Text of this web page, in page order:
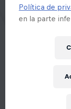
Política de
en la parte